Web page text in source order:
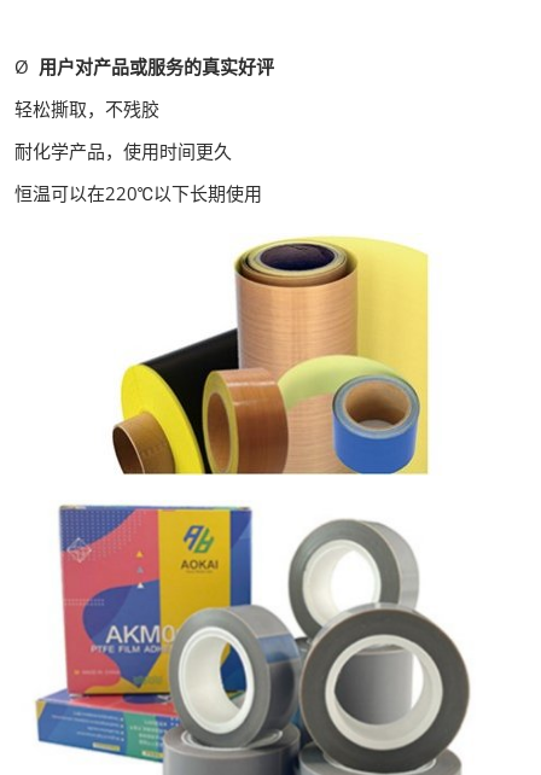
Ø 用户对产品或服务的真实好评
轻松撕取，不残胶
耐化学产品，使用时间更久
恒温可以在220℃以下长期使用